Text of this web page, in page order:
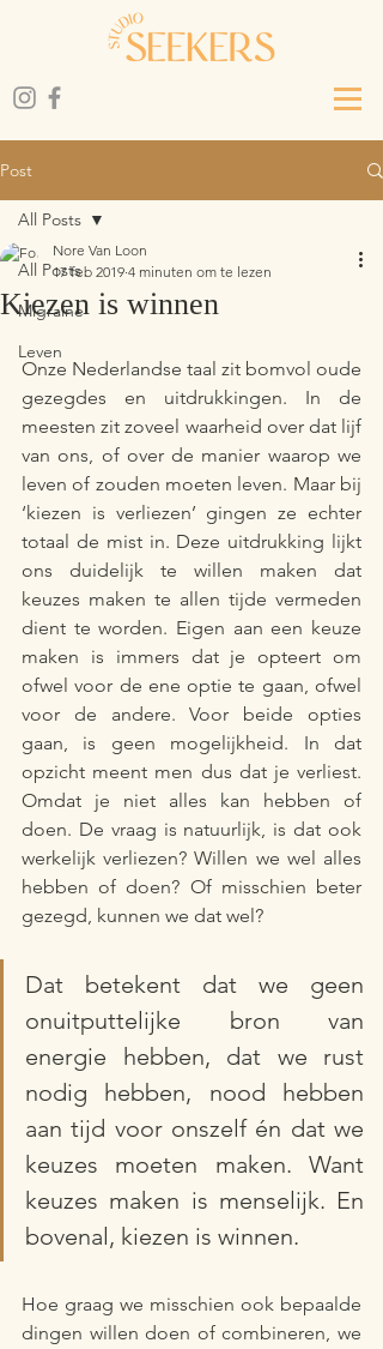
Post
All Posts
Migraine
Leven
All Posts
Kiezen is winnen
Nore Van Loon
17 feb 2019 4 minuten om te lezen
Onze Nederlandse taal zit bomvol oude
gezegdes en uitdrukkingen. In de
meesten zit zoveel waarheid over dat lijf
van ons, of over de manier waarop we
leven of zouden moeten leven. Maar bij
‘kiezen is verliezen’ gingen ze echter
totaal de mist in. Deze uitdrukking lijkt
ons duidelijk te willen maken dat
keuzes maken te allen tijde vermeden
dient te worden. Eigen aan een keuze
maken is immers dat je opteert om
ofwel voor de ene optie te gaan, ofwel
voor de andere. Voor beide opties
gaan, is geen mogelijkheid. In dat
opzicht meent men dus dat je verliest.
Omdat je niet alles kan hebben of
doen. De vraag is natuurlijk, is dat ook
werkelijk verliezen? Willen we wel alles
hebben of doen? Of misschien beter
gezegd, kunnen we dat wel?
Dat betekent dat we geen
onuitputtelijke bron van
energie hebben, dat we rust
nodig hebben, nood hebben
aan tijd voor onszelf én dat we
keuzes moeten maken. Want
keuzes maken is menselijk. En
bovenal, kiezen is winnen.
Hoe graag we misschien ook bepaalde
dingen willen doen of combineren, we